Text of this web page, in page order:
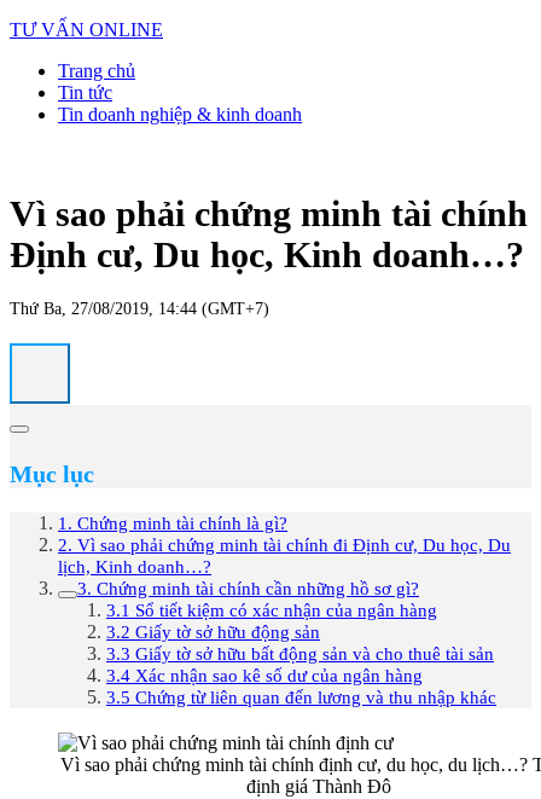
TƯ VẤN ONLINE
Trang chủ
Tin tức
Tin doanh nghiệp & kinh doanh
Vì sao phải chứng minh tài chính
Định cư, Du học, Kinh doanh…?
Thứ Ba, 27/08/2019, 14:44 (GMT+7)
Mục lục
1. Chứng minh tài chính là gì?
2. Vì sao phải chứng minh tài chính đi Định cư, Du học, Du
lịch, Kinh doanh…?
3. Chứng minh tài chính cần những hồ sơ gì?
3.1 Sổ tiết kiệm có xác nhận của ngân hàng
3.2 Giấy tờ sở hữu động sản
3.3 Giấy tờ sở hữu bất động sản và cho thuê tài sản
3.4 Xác nhận sao kê số dư của ngân hàng
3.5 Chứng từ liên quan đến lương và thu nhập khác
Vì sao phải chứng minh tài chính định cư, du học, du lịch…?
định giá Thành Đô